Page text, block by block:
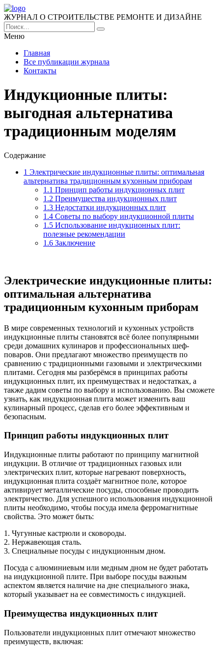
ЖУРНАЛ О СТРОИТЕЛЬСТВЕ РЕМОНТЕ И ДИЗАЙНЕ
Меню
Главная
Все публикации журнала
Контакты
Индукционные плиты:
выгодная альтернатива
традиционным моделям
Содержание
1 Электрические индукционные плиты: оптимальная
альтернатива традиционным кухонным приборам
1.1 Принцип работы индукционных плит
1.2 Преимущества индукционных плит
1.3 Недостатки индукционных плит
1.4 Советы по выбору индукционной плиты
1.5 Использование индукционных плит:
полезные рекомендации
1.6 Заключение
Электрические индукционные плиты:
оптимальная альтернатива
традиционным кухонным приборам
В мире современных технологий и кухонных устройств
индукционные плиты становятся всё более популярными
среди домашних кулинаров и профессиональных шеф-
поваров. Они предлагают множество преимуществ по
сравнению с традиционными газовыми и электрическими
плитами. Сегодня мы разберёмся в принципах работы
индукционных плит, их преимуществах и недостатках, а
также дадим советы по выбору и использованию. Вы сможете
узнать, как индукционная плита может изменить ваш
кулинарный процесс, сделав его более эффективным и
безопасным.
Принцип работы индукционных плит
Индукционные плиты работают по принципу магнитной
индукции. В отличие от традиционных газовых или
электрических плит, которые нагревают поверхность,
индукционная плита создаёт магнитное поле, которое
активирует металлические посуды, способные проводить
электричество. Для успешного использования индукционной
плиты необходимо, чтобы посуда имела ферромагнитные
свойства. Это может быть:
1. Чугунные кастрюли и сковороды.
2. Нержавеющая сталь.
3. Специальные посуды с индукционным дном.
Посуда с алюминиевым или медным дном не будет работать
на индукционной плите. При выборе посуды важным
аспектом является наличие на дне специального знака,
который указывает на ее совместимость с индукцией.
Преимущества индукционных плит
Пользователи индукционных плит отмечают множество
преимуществ, включая: